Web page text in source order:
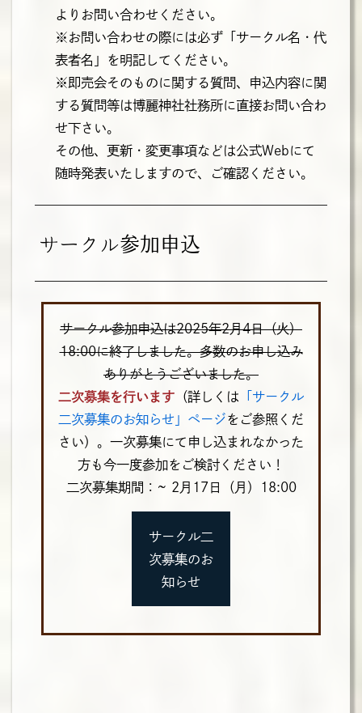
よりお問い合わせください。
※お問い合わせの際には必ず「サークル名・代
表者名」を明記してください。
※即売会そのものに関する質問、申込内容に関
する質問等は博麗神社社務所に直接お問い合わ
せ下さい。
その他、更新・変更事項などは公式Webにて
随時発表いたしますので、ご確認ください。
サークル参加申込
サークル参加申込は2025年2月4日（火）
18:00に終了しました。多数のお申し込み
ありがとうございました。
二次募集を行います （詳しくは 「サークル
二次募集のお知らせ」ページをご参照くだ
さい）。一次募集にて申し込まれなかった
方も今一度参加をご検討ください！
二次募集期間：~ 2月17日（月）18:00
サークル二
次募集のお
知らせ